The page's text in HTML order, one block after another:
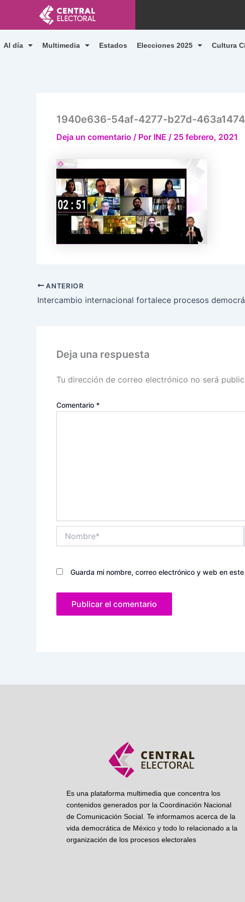
contenido
Al día Multimedia Estados Elecciones 2025 Cultura
1940e636-54af-4277-b27d-
Deja un comentario / Por INE / 25 febrero, 2021
ANTERIOR
Intercambio internacional fortalece procesos
Deja una respuesta
Tu dirección de correo electrónico no será
Comentario *
Guarda mi nombre, correo electrónico y web en
Es una plataforma multimedia que concentra los
contenidos generados por la Coordinación Nacional
de Comunicación Social. Te informamos acerca de la
vida democrática de México y todo lo relacionado a la
organización de los procesos electorales